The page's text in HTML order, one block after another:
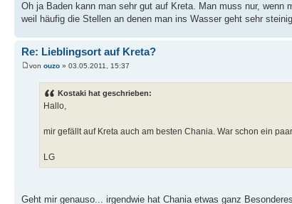
Oh ja Baden kann man sehr gut auf Kreta. Man muss nur,
weil häufig die Stellen an denen man ins Wasser geht sehr
Re: Lieblingsort auf Kreta?
von ouzo » 03.05.2011, 15:37
Kostaki hat geschrieben:
Hallo,
mir gefällt auf Kreta auch am besten Chania. War schon ein
LG
Geht mir genauso... irgendwie hat Chania etwas ganz